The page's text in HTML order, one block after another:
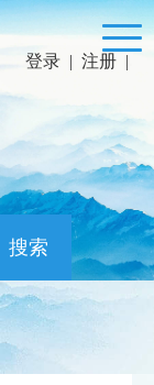
登录 | 注册 |
搜索